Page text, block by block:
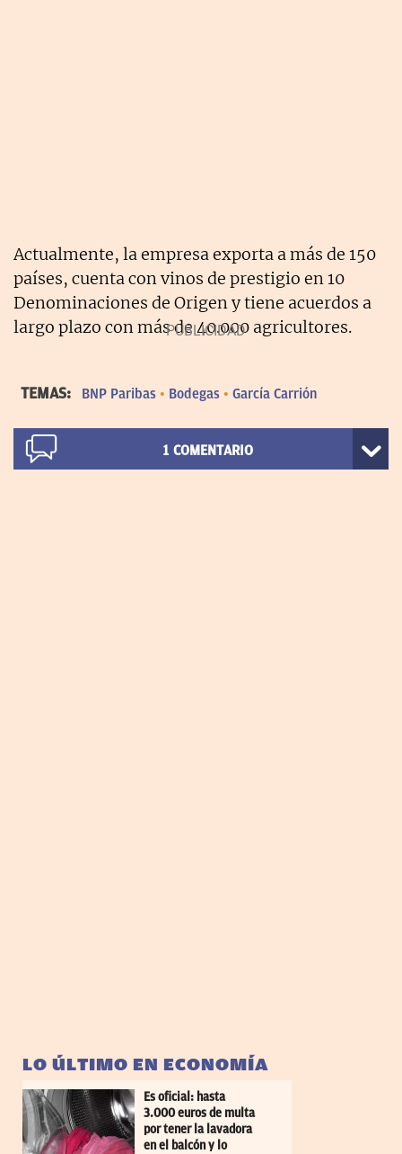
Actualmente, la empresa exporta a más de 150
países, cuenta con vinos de prestigio en 10
Denominaciones de Origen y tiene acuerdos a
largo plazo con más de 40.000 agricultores.
TEMAS: BNP Paribas Bodegas García Carrión
1 COMENTARIO
LO ÚLTIMO EN ECONOMÍA
Es oficial: hasta
3.000 euros de multa
por tener la lavadora
en el balcón y lo